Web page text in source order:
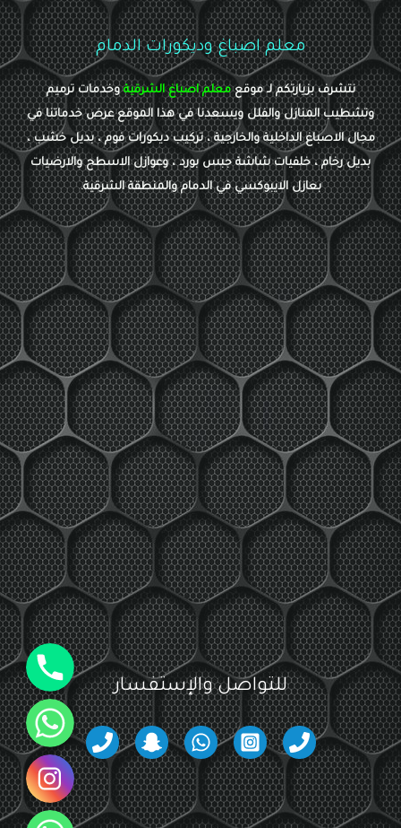
معلم اصباغ وديكورات الدمام
نتشرف بزيارتكم لـ موقعمعلم اصباغ الشرقيةوخدمات ترميم
وتشطيب المنازل والفلل ويسعدنا في هذا الموقع عرض خدماتنا في
مجال الاصباغ الداخلية والخارجية ، تركيب ديكورات فوم ، بديل خشب ،
بديل رخام ، خلفيات شاشة جبس بورد ، وعوازل الاسطح والارضيات
بعازل الايبوكسي في الدمام والمنطقة الشرقية.
للتواصل والإستفسار
جوال
واتساب
انستقرام
واتساب